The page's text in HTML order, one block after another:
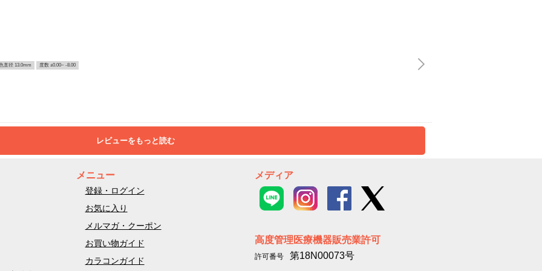
直径 13.0mm 度数 ±0.00~ -8.00
レビューをもっと読む
メニュー
登録・ログイン
お気に入り
メルマガ・クーポン
お買い物ガイド
カラコンガイド
メディア
高度管理医療機器販売業許可
許可番号 第18N00073号